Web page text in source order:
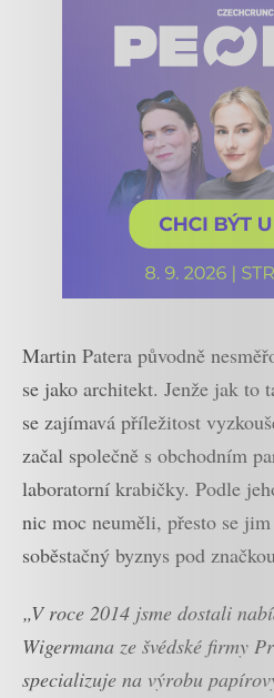
Martin Patera původně
se jako architekt. Jenže jak to
se zajímavá příležitost
začal společně s obchodním
laboratorní krabičky. Podle
nic moc neuměli, přesto se
soběstačný byznys pod
„V roce 2014 jsme dostali
Wigermana ze švédské firmy
specializuje na výrobu